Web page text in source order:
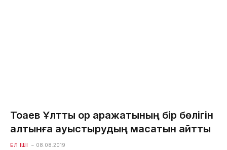
Тоқаев Ұлттық қор қаражатының бір бөлігін
алтынға ауыстырудың мақсатын айтты
ЕЛ ІШІ 08.08.2019